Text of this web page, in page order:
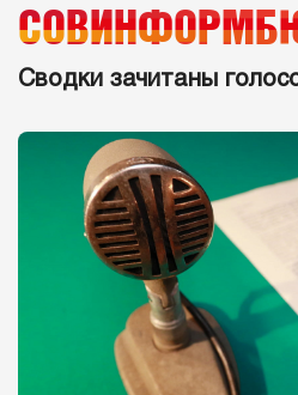
Сводки зачитаны